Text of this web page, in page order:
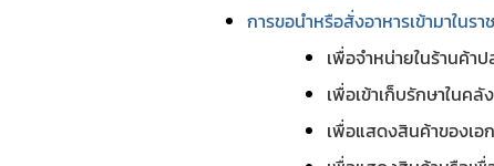
การขอนำหรือสั่งอาหารเข้ามาในร
เพื่อจำหน่ายในร้านค้า
เพื่อเข้าเก็บรักษาในค
เพื่อแสดงสินค้าของเ